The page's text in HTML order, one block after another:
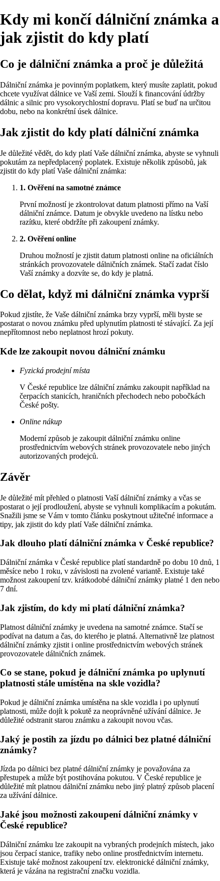
Kdy mi končí dálniční známka a
jak zjistit do kdy platí
Co je dálniční známka a proč je důležitá
Dálniční známka je povinným poplatkem, který musíte zaplatit, pokud
chcete využívat dálnice ve Vaší zemi. Slouží k financování údržby
dálnic a silnic pro vysokorychlostní dopravu. Platí se buď na určitou
dobu, nebo na konkrétní úsek dálnice.
Jak zjistit do kdy platí dálniční známka
Je důležité vědět, do kdy platí Vaše dálniční známka, abyste se vyhnuli
pokutám za nepředplacený poplatek. Existuje několik způsobů, jak
zjistit do kdy platí Vaše dálniční známka:
1. Ověření na samotné známce
První možností je zkontrolovat datum platnosti přímo na Vaší
dálniční známce. Datum je obvykle uvedeno na lístku nebo
razítku, které obdržíte při zakoupení známky.
2. Ověření online
Druhou možností je zjistit datum platnosti online na oficiálních
stránkách provozovatele dálničních známek. Stačí zadat číslo
Vaší známky a dozvíte se, do kdy je platná.
Co dělat, když mi dálniční známka vyprší
Pokud zjistíte, že Vaše dálniční známka brzy vyprší, měli byste se
postarat o novou známku před uplynutím platnosti té stávající. Za její
nepřítomnost nebo neplatnost hrozí pokuty.
Kde lze zakoupit novou dálniční známku
Fyzická prodejní místa
V České republice lze dálniční známku zakoupit například na
čerpacích stanicích, hraničních přechodech nebo pobočkách
České pošty.
Online nákup
Moderní způsob je zakoupit dálniční známku online
prostřednictvím webových stránek provozovatele nebo jiných
autorizovaných prodejců.
Závěr
Je důležité mít přehled o platnosti Vaší dálniční známky a včas se
postarat o její prodloužení, abyste se vyhnuli komplikacím a pokutám.
Snažili jsme se Vám v tomto článku poskytnout užitečné informace a
tipy, jak zjistit do kdy platí Vaše dálniční známka.
Jak dlouho platí dálniční známka v České republice?
Dálniční známka v České republice platí standardně po dobu 10 dnů, 1
měsíce nebo 1 roku, v závislosti na zvolené variantě. Existuje také
možnost zakoupení tzv. krátkodobé dálniční známky platné 1 den nebo
7 dní.
Jak zjistím, do kdy mi platí dálniční známka?
Platnost dálniční známky je uvedena na samotné známce. Stačí se
podívat na datum a čas, do kterého je platná. Alternativně lze platnost
dálniční známky zjistit i online prostřednictvím webových stránek
provozovatele dálničních známek.
Co se stane, pokud je dálniční známka po uplynutí
platnosti stále umístěna na skle vozidla?
Pokud je dálniční známka umístěna na skle vozidla i po uplynutí
platnosti, může dojít k pokutě za neoprávněné užívání dálnice. Je
důležité odstranit starou známku a zakoupit novou včas.
Jaký je postih za jízdu po dálnici bez platné dálniční
známky?
Jízda po dálnici bez platné dálniční známky je považována za
přestupek a může být postihována pokutou. V České republice je
důležité mít platnou dálniční známku nebo jiný platný způsob placení
za užívání dálnice.
Jaké jsou možnosti zakoupení dálniční známky v
České republice?
Dálniční známku lze zakoupit na vybraných prodejních místech, jako
jsou čerpací stanice, trafiky nebo online prostřednictvím internetu.
Existuje také možnost zakoupení tzv. elektronické dálniční známky,
která je vázána na registrační značku vozidla.